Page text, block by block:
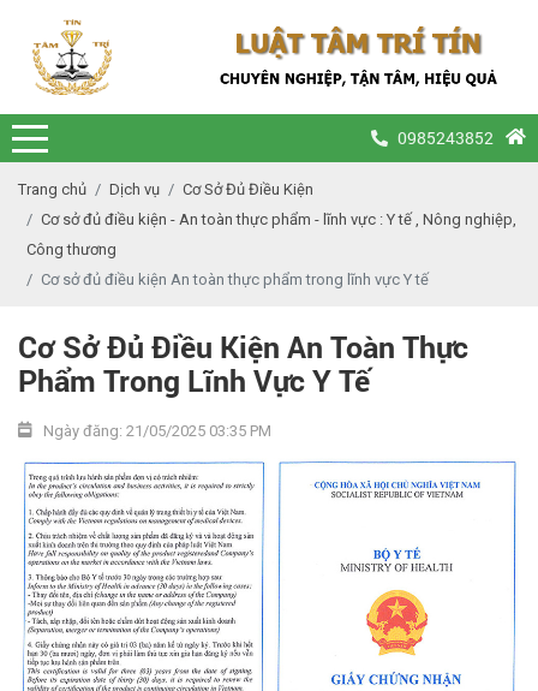
0985243852
Trang chủ Dịch vụ
Cơ Sở Đủ Điều Kiện
Cơ sở đủ điều kiện - An toàn thực phẩm - lĩnh vực : Y tế , Nông nghiệp,
Công thương
Cơ sở đủ điều kiện An toàn thực phẩm trong lĩnh vực Y tế
Cơ Sở Đủ Điều Kiện An Toàn Thực
Phẩm Trong Lĩnh Vực Y Tế
Ngày đăng: 21/05/2025 03:35 PM